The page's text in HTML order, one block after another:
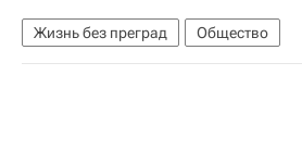
Жизнь без преград
Общество